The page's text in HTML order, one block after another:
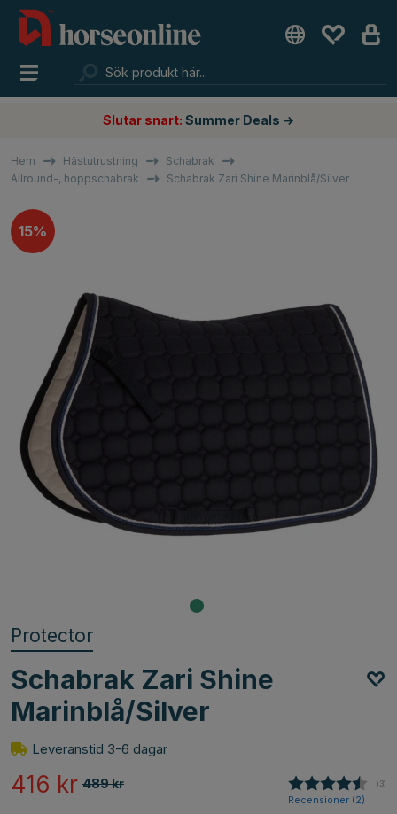
Slutar snart: Summer Deals →
Hem Hästutrustning
Schabrak
Allround-, hoppschabrak
Schabrak Zari Shine Marinblå/Silver
15%
Protector
Schabrak Zari Shine
Marinblå/Silver
Leveranstid 3-6 dagar
489kr
416 kr (3)
Recensioner (2)